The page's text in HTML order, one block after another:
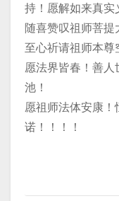
持！愿解如来真实
随喜赞叹祖师菩提
至心祈请祖师本尊
愿法界皆春！善
池！
愿祖师法体安康！
诺！！！！